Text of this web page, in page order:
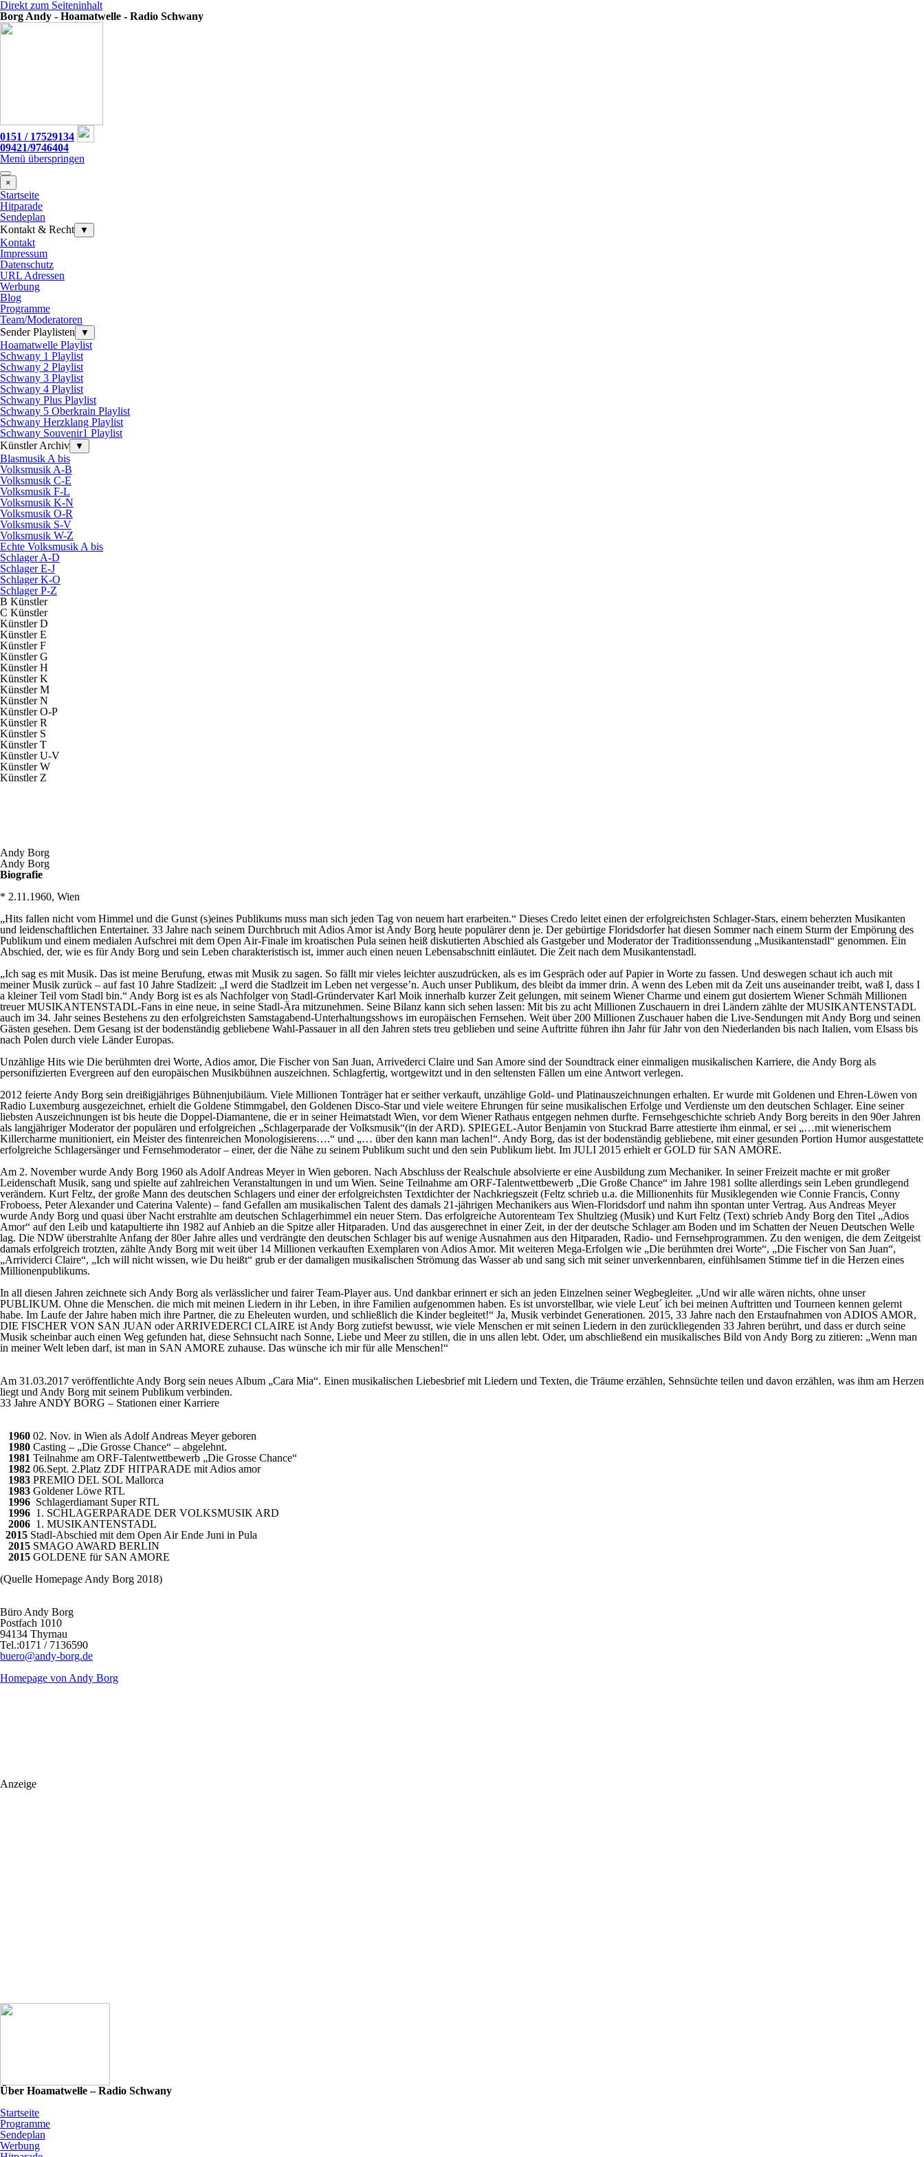
Direkt zum Seiteninhalt
Borg Andy - Hoamatwelle - Radio Schwany
0151 / 17529134
09421/9746404
Menü überspringen
×
Startseite
Hitparade
Sendeplan
Kontakt & Recht
▼
Kontakt
Impressum
Datenschutz
URL Adressen
Werbung
Blog
Programme
Team/Moderatoren
Sender Playlisten
▼
Hoamatwelle Playlist
Schwany 1 Playlist
Schwany 2 Playlist
Schwany 3 Playlist
Schwany 4 Playlist
Schwany Plus Playlist
Schwany 5 Oberkrain Playlist
Schwany Herzklang Playlist
Schwany Souvenir1 Playlist
Künstler Archiv
▼
Blasmusik A bis
Volksmusik A-B
Volksmusik C-E
Volksmusik F-L
Volksmusik K-N
Volksmusik O-R
Volksmusik S-V
Volksmusik W-Z
Echte Volksmusik A bis
Schlager A-D
Schlager E-J
Schlager K-O
Schlager P-Z
B Künstler
C Künstler
Künstler D
Künstler E
Künstler F
Künstler G
Künstler H
Künstler K
Künstler M
Künstler N
Künstler O-P
Künstler R
Künstler S
Künstler T
Künstler U-V
Künstler W
Künstler Z
Andy Borg
Andy Borg
Biografie
* 2.11.1960, Wien
„Hits fallen nicht vom Himmel und die Gunst (s)eines Publikums muss man sich jeden Tag von neuem hart erarbeiten.“ Dieses Credo leitet einen der erfolgreichsten Schlager-Stars, einem beherzten Musikanten
und leidenschaftlichen Entertainer. 33 Jahre nach seinem Durchbruch mit Adios Amor ist Andy Borg heute populärer denn je. Der gebürtige Floridsdorfer hat diesen Sommer nach einem Sturm der Empörung des
Publikum und einem medialen Aufschrei mit dem Open Air-Finale im kroatischen Pula seinen heiß diskutierten Abschied als Gastgeber und Moderator der Traditionssendung „Musikantenstadl“ genommen. Ein
Abschied, der, wie es für Andy Borg und sein Leben charakteristisch ist, immer auch einen neuen Lebensabschnitt einläutet. Die Zeit nach dem Musikantenstadl.
„Ich sag es mit Musik. Das ist meine Berufung, etwas mit Musik zu sagen. So fällt mir vieles leichter auszudrücken, als es im Gespräch oder auf Papier in Worte zu fassen. Und deswegen schaut ich auch mit
meiner Musik zurück – auf fast 10 Jahre Stadlzeit: „I werd die Stadlzeit im Leben net vergesse’n. Auch unser Publikum, des bleibt da immer drin. A wenn des Leben mit da Zeit uns auseinander treibt, waß I, dass I
a kleiner Teil vom Stadl bin.“ Andy Borg ist es als Nachfolger von Stadl-Gründervater Karl Moik innerhalb kurzer Zeit gelungen, mit seinem Wiener Charme und einem gut dosiertem Wiener Schmäh Millionen
treuer MUSIKANTENSTADL-Fans in eine neue, in seine Stadl-Ära mitzunehmen. Seine Bilanz kann sich sehen lassen: Mit bis zu acht Millionen Zuschauern in drei Ländern zählte der MUSIKANTENSTADL
auch im 34. Jahr seines Bestehens zu den erfolgreichsten Samstagabend-Unterhaltungsshows im europäischen Fernsehen. Weit über 200 Millionen Zuschauer haben die Live-Sendungen mit Andy Borg und seinen
Gästen gesehen. Dem Gesang ist der bodenständig gebliebene Wahl-Passauer in all den Jahren stets treu geblieben und seine Auftritte führen ihn Jahr für Jahr von den Niederlanden bis nach Italien, vom Elsass bis
nach Polen durch viele Länder Europas.
Unzählige Hits wie Die berühmten drei Worte, Adios amor, Die Fischer von San Juan, Arrivederci Claire und San Amore sind der Soundtrack einer einmaligen musikalischen Karriere, die Andy Borg als
personifizierten Evergreen auf den europäischen Musikbühnen auszeichnen. Schlagfertig, wortgewitzt und in den seltensten Fällen um eine Antwort verlegen.
2012 feierte Andy Borg sein dreißigjähriges Bühnenjubiläum. Viele Millionen Tonträger hat er seither verkauft, unzählige Gold- und Platinauszeichnungen erhalten. Er wurde mit Goldenen und Ehren-Löwen von
Radio Luxemburg ausgezeichnet, erhielt die Goldene Stimmgabel, den Goldenen Disco-Star und viele weitere Ehrungen für seine musikalischen Erfolge und Verdienste um den deutschen Schlager. Eine seiner
liebsten Auszeichnungen ist bis heute die Doppel-Diamantene, die er in seiner Heimatstadt Wien, vor dem Wiener Rathaus entgegen nehmen durfte. Fernsehgeschichte schrieb Andy Borg bereits in den 90er Jahren
als langjähriger Moderator der populären und erfolgreichen „Schlagerparade der Volksmusik“(in der ARD). SPIEGEL-Autor Benjamin von Stuckrad Barre attestierte ihm einmal, er sei „…mit wienerischem
Killercharme munitioniert, ein Meister des fintenreichen Monologisierens….“ und „… über den kann man lachen!“. Andy Borg, das ist der bodenständig gebliebene, mit einer gesunden Portion Humor ausgestattete
erfolgreiche Schlagersänger und Fernsehmoderator – einer, der die Nähe zu seinem Publikum sucht und den sein Publikum liebt. Im JULI 2015 erhielt er GOLD für SAN AMORE.
Am 2. November wurde Andy Borg 1960 als Adolf Andreas Meyer in Wien geboren. Nach Abschluss der Realschule absolvierte er eine Ausbildung zum Mechaniker. In seiner Freizeit machte er mit großer
Leidenschaft Musik, sang und spielte auf zahlreichen Veranstaltungen in und um Wien. Seine Teilnahme am ORF-Talentwettbewerb „Die Große Chance“ im Jahre 1981 sollte allerdings sein Leben grundlegend
verändern. Kurt Feltz, der große Mann des deutschen Schlagers und einer der erfolgreichsten Textdichter der Nachkriegszeit (Feltz schrieb u.a. die Millionenhits für Musiklegenden wie Connie Francis, Conny
Froboess, Peter Alexander und Caterina Valente) – fand Gefallen am musikalischen Talent des damals 21-jährigen Mechanikers aus Wien-Floridsdorf und nahm ihn spontan unter Vertrag. Aus Andreas Meyer
wurde Andy Borg und quasi über Nacht erstrahlte am deutschen Schlagerhimmel ein neuer Stern. Das erfolgreiche Autorenteam Tex Shultzieg (Musik) und Kurt Feltz (Text) schrieb Andy Borg den Titel „Adios
Amor“ auf den Leib und katapultierte ihn 1982 auf Anhieb an die Spitze aller Hitparaden. Und das ausgerechnet in einer Zeit, in der der deutsche Schlager am Boden und im Schatten der Neuen Deutschen Welle
lag. Die NDW überstrahlte Anfang der 80er Jahre alles und verdrängte den deutschen Schlager bis auf wenige Ausnahmen aus den Hitparaden, Radio- und Fernsehprogrammen. Zu den wenigen, die dem Zeitgeist
damals erfolgreich trotzten, zählte Andy Borg mit weit über 14 Millionen verkauften Exemplaren von Adios Amor. Mit weiteren Mega-Erfolgen wie „Die berühmten drei Worte“, „Die Fischer von San Juan“,
„Arrividerci Claire“, „Ich will nicht wissen, wie Du heißt“ grub er der damaligen musikalischen Strömung das Wasser ab und sang sich mit seiner unverkennbaren, einfühlsamen Stimme tief in die Herzen eines
Millionenpublikums.
In all diesen Jahren zeichnete sich Andy Borg als verlässlicher und fairer Team-Player aus. Und dankbar erinnert er sich an jeden Einzelnen seiner Wegbegleiter. „Und wir alle wären nichts, ohne unser
PUBLIKUM. Ohne die Menschen. die mich mit meinen Liedern in ihr Leben, in ihre Familien aufgenommen haben. Es ist unvorstellbar, wie viele Leut´ ich bei meinen Auftritten und Tourneen kennen gelernt
habe. Im Laufe der Jahre haben mich ihre Partner, die zu Eheleuten wurden, und schließlich die Kinder begleitet!“ Ja, Musik verbindet Generationen. 2015, 33 Jahre nach den Erstaufnahmen von ADIOS AMOR,
DIE FISCHER VON SAN JUAN oder ARRIVEDERCI CLAIRE ist Andy Borg zutiefst bewusst, wie viele Menschen er mit seinen Liedern in den zurückliegenden 33 Jahren berührt, und dass er durch seine
Musik scheinbar auch einen Weg gefunden hat, diese Sehnsucht nach Sonne, Liebe und Meer zu stillen, die in uns allen lebt. Oder, um abschließend ein musikalisches Bild von Andy Borg zu zitieren: „Wenn man
in meiner Welt leben darf, ist man in SAN AMORE zuhause. Das wünsche ich mir für alle Menschen!“
Am 31.03.2017 veröffentlichte Andy Borg sein neues Album „Cara Mia“. Einen musikalischen Liebesbrief mit Liedern und Texten, die Träume erzählen, Sehnsüchte teilen und davon erzählen, was ihm am Herzen
liegt und Andy Borg mit seinem Publikum verbinden.
33 Jahre ANDY BORG – Stationen einer Karriere
1960 02. Nov. in Wien als Adolf Andreas Meyer geboren
1980 Casting – „Die Grosse Chance“ – abgelehnt.
1981 Teilnahme am ORF-Talentwettbewerb „Die Grosse Chance“
1982 06.Sept. 2.Platz ZDF HITPARADE mit Adios amor
1983 PREMIO DEL SOL Mallorca
1983 Goldener Löwe RTL
1996 Schlagerdiamant Super RTL
1996 1. SCHLAGERPARADE DER VOLKSMUSIK ARD
2006 1. MUSIKANTENSTADL
2015 Stadl-Abschied mit dem Open Air Ende Juni in Pula
2015 SMAGO AWARD BERLIN
2015 GOLDENE für SAN AMORE
(Quelle Homepage Andy Borg 2018)
Büro Andy Borg
Postfach 1010
94134 Thyrnau
Tel.:0171 / 7136590
buero@andy-borg.de
Homepage von Andy Borg
Anzeige
Über Hoamatwelle – Radio Schwany
Startseite
Programme
Sendeplan
Werbung